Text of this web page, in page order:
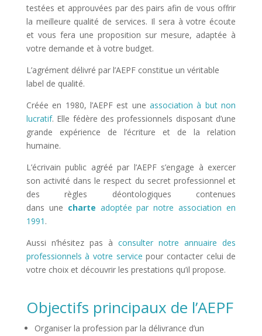
testées et approuvées par des pairs afin de vous offrir
la meilleure qualité de services. Il sera à votre écoute
et vous fera une proposition sur mesure, adaptée à
votre demande et à votre budget.
L’agrément délivré par l’AEPF constitue un véritable
label de qualité.
Créée en 1980, l’AEPF est uneassociation à but non
lucratif. Elle fédère des professionnels disposant d’une
grande expérience de l’écriture et de la relation
humaine.
L’écrivain public agréé par l’AEPF s’engage à exercer
son activité dans le respect du secret professionnel et
des règles déontologiques contenues
dans une charte adoptée par notre association en
1991 .
Aussi n’hésitez pas àconsulter notre annuaire des
professionnels à votre service pour contacter celui de
votre choix et découvrir les prestations qu’il propose.
Objectifs principaux de l’AEPF
Organiser la profession par la délivrance d’un